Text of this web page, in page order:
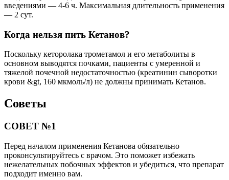
введениями — 4-6 ч. Максимальная длительность применения
— 2 сут.
Когда нельзя пить Кетанов?
Поскольку кеторолака трометамол и его метаболиты в
основном выводятся почками, пациенты с умеренной и
тяжелой почечной недостаточностью (креатинин сыворотки
крови &gt, 160 мкмоль/л) не должны принимать Кетанов.
Советы
СОВЕТ №1
Перед началом применения Кетанова обязательно
проконсультируйтесь с врачом. Это поможет избежать
нежелательных побочных эффектов и убедиться, что препарат
подходит именно вам.